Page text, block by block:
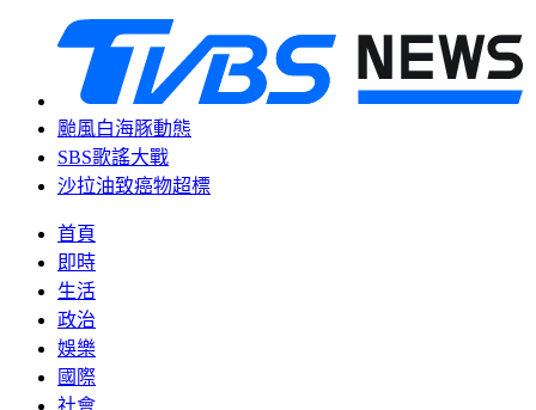
颱風白海豚動態
SBS歌謠大戰
沙拉油致癌物超標
首頁
即時
生活
政治
娛樂
國際